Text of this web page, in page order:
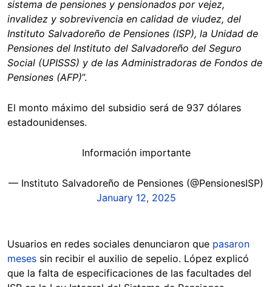
sistema de pensiones y pensionados por vejez,
invalidez y sobrevivencia en calidad de viudez, del
Instituto Salvadoreño de Pensiones (ISP), la Unidad de
Pensiones del Instituto del Salvadoreño del Seguro
Social (UPISSS) y de las Administradoras de Fondos de
Pensiones (AFP)”.
El monto máximo del subsidio será de 937 dólares
estadounidenses.
Información importante
— Instituto Salvadoreño de Pensiones (@PensionesISP)
January 12, 2025
Usuarios en redes sociales denunciaron que pasaron
meses sin recibir el auxilio de sepelio. López explicó
que la falta de especificaciones de las facultades del